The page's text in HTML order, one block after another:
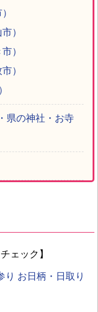
）
）
）
県の神社・お寺
ェック】
り お日柄・日取り